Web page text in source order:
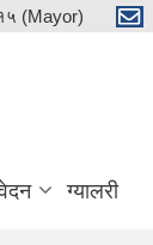
(Mayor)
ग्यालरी